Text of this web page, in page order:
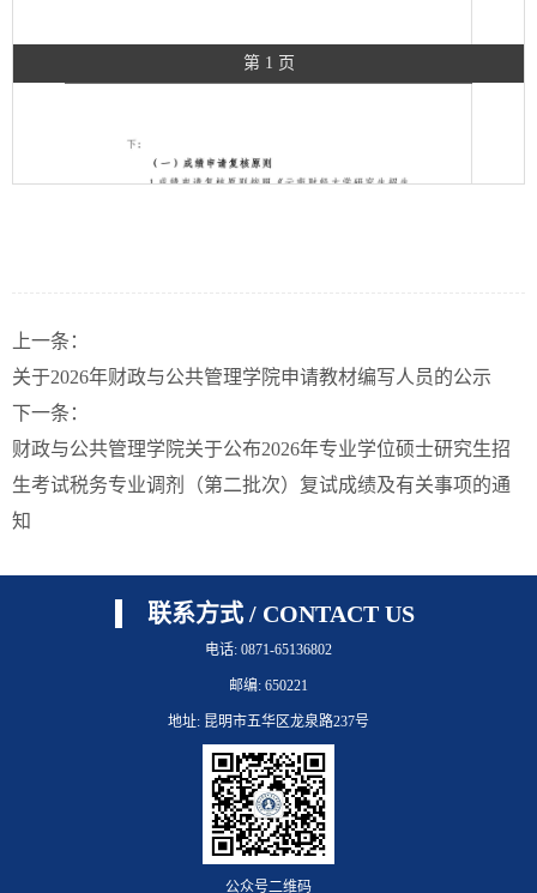
第 1 页
第 2 页
上一条：
关于2026年财政与公共管理学院申请教材编写人员的公示
下一条：
财政与公共管理学院关于公布2026年专业学位硕士研究生招
生考试税务专业调剂（第二批次）复试成绩及有关事项的通
知
联系方式 / CONTACT US
电话: 0871-65136802
邮编: 650221
地址: 昆明市五华区龙泉路237号
公众号二维码